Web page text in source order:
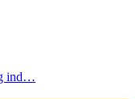
ind…